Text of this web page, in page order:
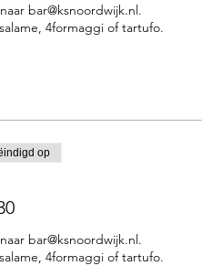
bar@ksnoordwijk.nl.
4formaggi of tartufo.
op
bar@ksnoordwijk.nl.
4formaggi of tartufo.